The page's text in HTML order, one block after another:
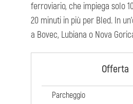
ferroviario, che impiega solo
20 minuti in più per Bled. In
a Bovec, Lubiana o Nova
Offerta
Parcheggio